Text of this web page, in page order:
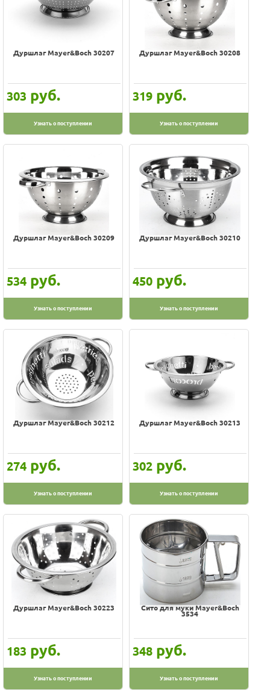
Дуршлаг Mayer&Boch 30207
303 руб.
Узнать о поступлении
Дуршлаг Mayer&Boch 30208
319 руб.
Узнать о поступлении
Дуршлаг Mayer&Boch 30209
534 руб.
Узнать о поступлении
Дуршлаг Mayer&Boch 30210
450 руб.
Узнать о поступлении
Дуршлаг Mayer&Boch 30212
274 руб.
Узнать о поступлении
Дуршлаг Mayer&Boch 30213
302 руб.
Узнать о поступлении
Дуршлаг Mayer&Boch 30223
183 руб.
Узнать о поступлении
Сито для муки Mayer&Boch
3534
348 руб.
Узнать о поступлении